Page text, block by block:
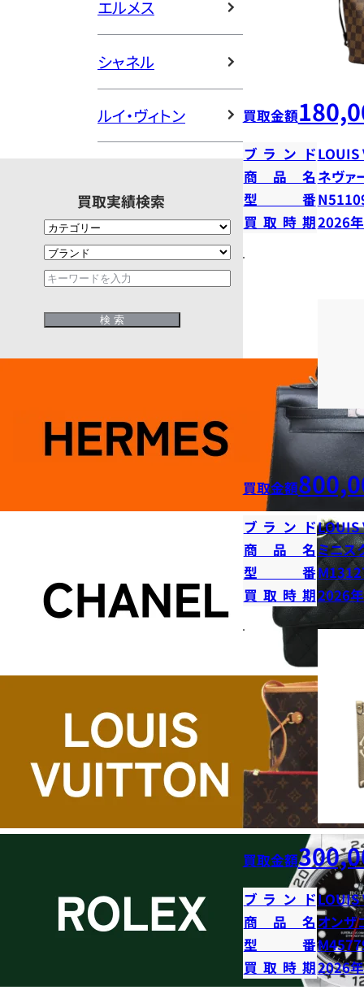
エルメス
シャネル
ルイ・ヴィトン
買取実績検索
買取金額
ブランドLOUIS
商品名 ネヴァ
型番
買取時期2026
買取金額
ブランドLOUIS
商品名ミニス
型番
買取時期2026
買取金額
ブランドLOUIS
商品名オンザ
型番
買取時期2026